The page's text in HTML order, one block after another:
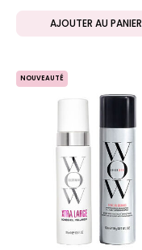
AJOUTER AU PANIER
NOUVEAUTÉ